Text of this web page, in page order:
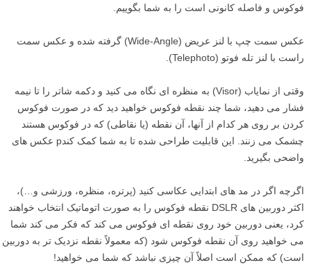
فوکوس و فاصله کانونی است را به شما بگوییم.
عکس سمت چپ با لنز عریض (Wide-Angle) گرفته شده و عکس سمت
راست با لنز تله فوتو (Telephoto).
وقتی از نمایاب (Visor) به منظره ای نگاه می کنید و دکمه شاتر را تا نیمه
فشار می دهید، شما چند نقطه فوکوس خواهید دید که در صورت فوکوس
کردن بر روی هر کدام از آنها، آن نقطه (یا نقاطی) که در فوکوس هستند
چشمک می زنند. این قابلیت طراحی شده تا به شما کمک کندp عکس های
واضحی بگیرید.
اگرچه اگر در مد های ابتدایی عکاسی کنید (پرتره، منظره، ورزشی و…)،
اکثر دوربین های DSLR نقطه فوکوس را به صورت اتوماتیک انتخاب خواهند
کرد، یعنی دوربین خود روی نقطه ای فوکوس می کند که فکر می کند شما
می خواهید روی آن نقطه فوکوس شود (که معمولاً نقطه نزدیک تر به دوربین
است) که ممکن است اصلاً آن چیزی نباشد که شما می خواهید!